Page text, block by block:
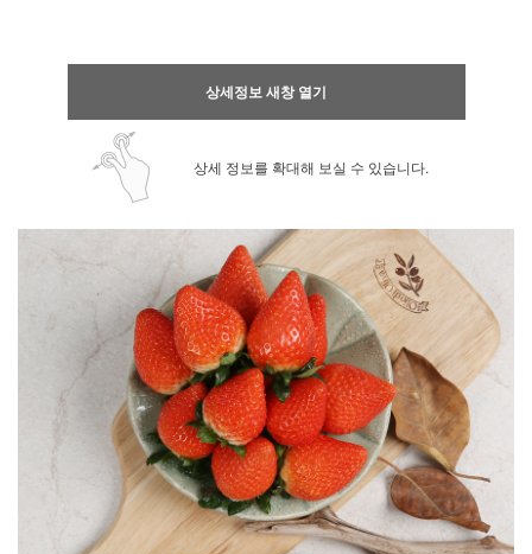
상세정보 새창 열기
상세 정보를 확대해 보실 수 있습니다.